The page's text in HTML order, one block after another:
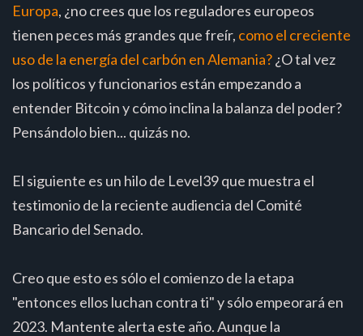
Europa, ¿no crees que los reguladores europeos
tienen peces más grandes que freír, como el creciente
uso de la energía del carbón en Alemania?¿O tal vez
los políticos y funcionarios están empezando a
entender Bitcoin y cómo inclina la balanza del poder?
Pensándolo bien... quizás no.
El siguiente es un hilo de Level39 que muestra el
testimonio de la reciente audiencia del Comité
Bancario del Senado.
Creo que esto es sólo el comienzo de la etapa
"entonces ellos luchan contra ti" y sólo empeorará en
2023. Mantente alerta este año. Aunque la